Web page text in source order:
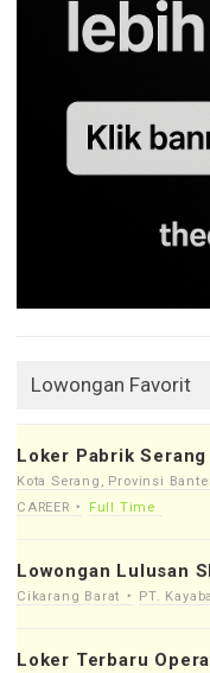
Lowongan Favorit
Loker Pabrik Serang
Kota Serang, Provinsi
CAREER
Full Time
Lowongan Lulusan
Cikarang Barat PT.
Loker Terbaru